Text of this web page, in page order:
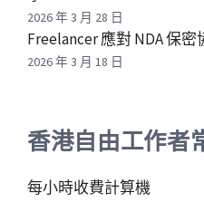
2026 年 3 月 28 日
Freelancer 應對 NDA 保
2026 年 3 月 18 日
香港自由工作者
每小時收費計算機